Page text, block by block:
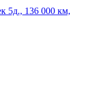
5д., 136 000 км,